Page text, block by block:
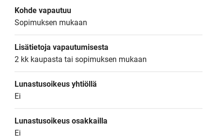
Kohde vapautuu
Sopimuksen mukaan
Lisätietoja vapautumisesta
2 kk kaupasta tai sopimuksen mukaan
Lunastusoikeus yhtiöllä
Ei
Lunastusoikeus osakkailla
Ei